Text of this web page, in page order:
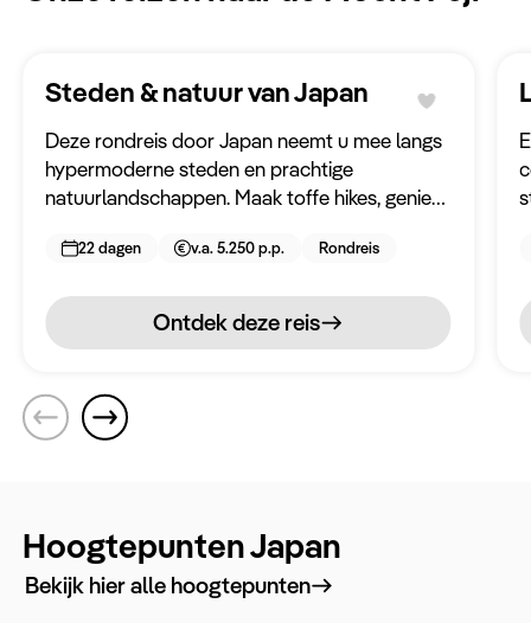
Steden & natuur van Japan
Deze rondreis door Japan neemt u mee langs
hypermoderne steden en prachtige
natuurlandschappen. Maak toffe hikes, geniet
slaap in een traditionele ryokan, bezoek de
theeceremonie bij in deze veelzijdige reis door
Japan!
22 dagen v.a. 5.250 p.p. Rondreis
Ontdek deze reis
Hoogtepunten Japan
Bekijk hier alle hoogtepunten